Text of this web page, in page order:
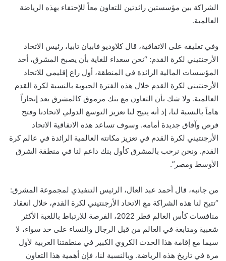
الشراكة بين مؤسستين رائدتين للتعاون معاً للإحتفاء بهذه الرياضة
العالمية.
وفي تعليقه على الاتفاقية، قال كلاوديو فابيان تابيا، رئيس الاتحاد
الأرجنتيني لكرة القدم: “نحن سعداء للغاية بأن يصبح المشرق، أحد
المؤسسات المالية الرائدة في المنطقة، أول راع إقليمي للاتحاد
الأرجنتيني لكرة القدم خلال هذه الفترة الحيوية بالنسبة لكرة القدم
العالمية. ولا شك بأن التعاون مع بنك مرموق كالمشرق يعد إنجازاً
هاماً بالنسبة لنا، إذ أنه يتيح لنا تعزيز التوسع الدولي لاتحادنا وفتح
فرص وآفاق جديدة أمامه. وسوف تساعد هذه الاتفاقية الاتحاد
الأرجنتيني لكرة القدم في تعزيز مكانته العالمية الرائدة في عالم كرة
القدم. ونحن نرحب بالمشرق كأول بنك داعم لنا في منطقة الشرق
الأوسط ومصر”.
من جانبه، قال أحمد عبد العال، الرئيس التنفيذي لمجموعة المشرق:
“تتيح لنا هذه الشراكة مع الاتحاد الأرجنتيني لكرة القدم، خلال انعقاد
منافساتكأس العالم قطر 2022، ال
فرصة للارتباط باللعبة الأكثر
شعبية ومتابعة في العالم من قبل الرجال والنساء على حد سواء، لا
سيما مع إقامة هذا الحدث الكروي الكبير في منطقتنا العربية لأول
مرة في تاريخ هذه الرياضة. وبالنسبة لنا، فإن أهمية هذا التعاون